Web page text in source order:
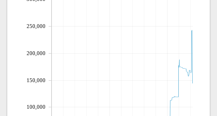
100,000
150,000
200,000
250,000